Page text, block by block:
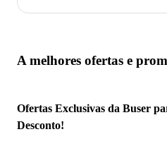
A melhores ofertas e
Ofertas Exclusivas da Buser
Desconto!